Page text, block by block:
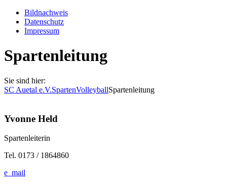
Bildnachweis
Datenschutz
Impressum
Spartenleitung
Sie sind hier:
SC Auetal e.V.SpartenVolleyballSpartenleitung
Yvonne Held
Spartenleiterin
Tel. 0173 / 1864860
e_mail